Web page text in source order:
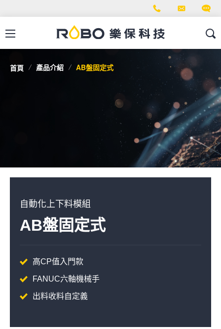
首頁 產品介紹 AB盤固定式
自動化上下料模組
AB盤固定式
高CP值入門款
FANUC六軸機械手
出料收料自定義